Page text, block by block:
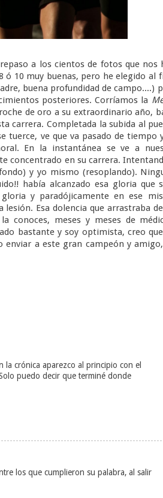
a los cientos de fotos que nos
ó 10 muy buenas, pero he elegido al
buena profundidad de campo....)
posteriores. Corríamos la
de oro a su extraordinario año,
carrera. Completada la subida al
tuerce, ve que va pasado de tiempo
En la instantánea se ve a
concentrado en su carrera.
y yo mismo (resoplando).
había alcanzado esa gloria que
y paradójicamente en ese
Esa dolencia que arrastraba
conoces, meses y meses de
bastante y soy optimista, creo
enviar a este gran campeón y
la crónica aparezco al principio con el
puedo decir que terminé donde
los que cumplieron su palabra, al salir